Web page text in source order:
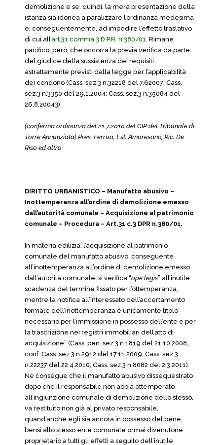
demolizione e se, quindi, la mera presentazione della
istanza sia idonea a paralizzare l’ordinanza medesima
e, conseguentemente, ad impedire l’effetto traslativo
di cui all’art.31 comma 3 D.P.R. n.380/01. Rimane
pacifico, però, che occorra la previa verifica da parte
del giudice della sussistenza dei requisiti
astrattamente previsti dalla legge per l’applicabilità
dei condono (Cass. sez.3 n.32218 del 7.62007; Cass.
sez.3 n.3350 del 29.1.2004; Cass. sez.3 n.35084 del
26.8.20043).
(conferma ordinanza del 21.7.2010 del GIP del Tribunale di
Torre Annunziata) Pres. Ferrua, Est. Amoresano, Ric. De
Riso ed altro
DIRITTO URBANISTICO – Manufatto abusivo –
Inottemperanza all’ordine di demolizione emesso
dall’autorità comunale – Acquisizione al patrimonio
comunale – Procedura – Art.31 c.3 DPR n.380/01.
In materia edilizia, l’acquisizione al patrimonio
comunale del manufatto abusivo, conseguente
all’inottemperanza all’ordine di demolizione emesso
dall’autorità comunale, si verifica “ope legis” all’inutile
scadenza del termine fissato per l’ottemperanza,
mentre la notifica all’interessato dell’accertamento
formale dell’inottemperanza è unicamente titolo
necessario per l’immissione in possesso dell’ente e per
la trascrizione nei registri immobiliari dell’atto di
acquisizione” (Cass. pen. sez.3 n.1819 del 21.10.2008,
conf. Cass. sez.3 n.2912 del 17.11.2009; Cass. sez.3
n.22237 del 22.4.2010; Cass. sez.3 n.8082 del 2.3.2011).
Ne consegue che il manufatto abusivo dissequestrato
dopo che il responsabile non abbia ottemperato
all’ingiunzione comunale di demolizione dello stesso,
va restituito non già al privato responsabile,
quand’anche egli sia ancora in possesso del bene,
bensì allo stesso ente comunale ormai divenutone
proprietario a tutti gli effetti a seguito dell’inutile